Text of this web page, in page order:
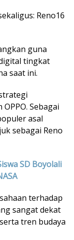
Reno16
guna
tingkat
saat ini.
Sebagai
asal
sebagai Reno
SD Boyolali
terhadap
sangat dekat
tren budaya